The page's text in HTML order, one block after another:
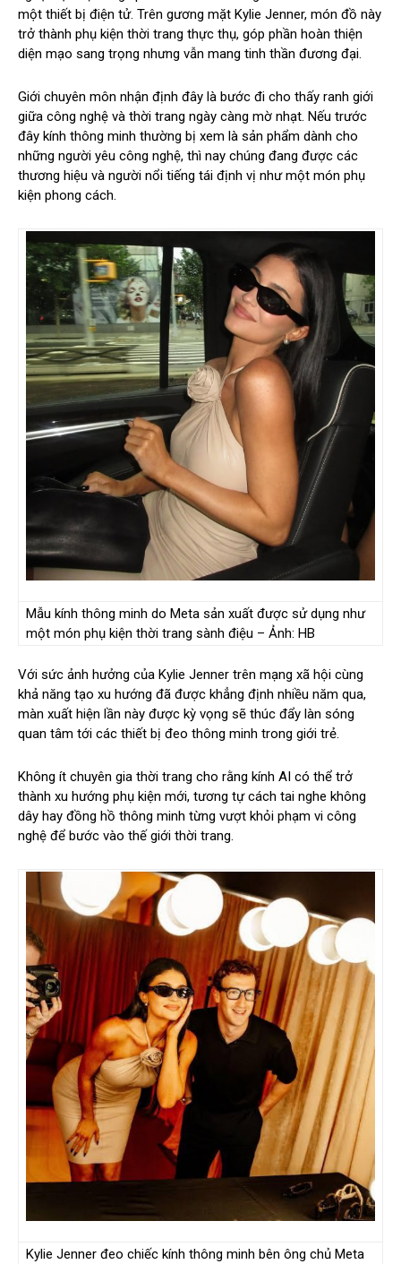
một thiết bị điện tử. Trên gương mặt Kylie Jenner, món đồ này
trở thành phụ kiện thời trang thực thụ, góp phần hoàn thiện
diện mạo sang trọng nhưng vẫn mang tinh thần đương đại.
Giới chuyên môn nhận định đây là bước đi cho thấy ranh giới
giữa công nghệ và thời trang ngày càng mờ nhạt. Nếu trước
đây kính thông minh thường bị xem là sản phẩm dành cho
những người yêu công nghệ, thì nay chúng đang được các
thương hiệu và người nổi tiếng tái định vị như một món phụ
kiện phong cách.
Mẫu kính thông minh do Meta sản xuất được sử dụng như
một món phụ kiện thời trang sành điệu – Ảnh: HB
Với sức ảnh hưởng của Kylie Jenner trên mạng xã hội cùng
khả năng tạo xu hướng đã được khẳng định nhiều năm qua,
màn xuất hiện lần này được kỳ vọng sẽ thúc đẩy làn sóng
quan tâm tới các thiết bị đeo thông minh trong giới trẻ.
Không ít chuyên gia thời trang cho rằng kính AI có thể trở
thành xu hướng phụ kiện mới, tương tự cách tai nghe không
dây hay đồng hồ thông minh từng vượt khỏi phạm vi công
nghệ để bước vào thế giới thời trang.
Kylie Jenner đeo chiếc kính thông minh bên ông chủ Meta